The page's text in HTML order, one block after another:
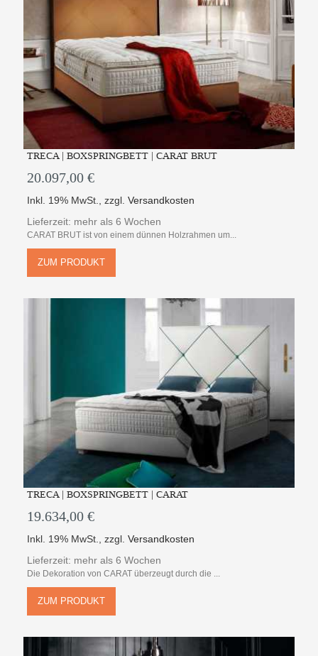
TRECA | BOXSPRINGBETT | CARAT BRUT
20.097,00 €
Inkl. 19% MwSt.,zzgl.Versandkosten
Lieferzeit: mehr als 6 Wochen
CARAT BRUT ist von einem dünnen Holzrahmen um...
ZUM PRODUKT
TRECA | BOXSPRINGBETT | CARAT
19.634,00 €
Inkl. 19% MwSt.,zzgl.Versandkosten
Lieferzeit: mehr als 6 Wochen
Die Dekoration von CARAT überzeugt durch die ...
ZUM PRODUKT